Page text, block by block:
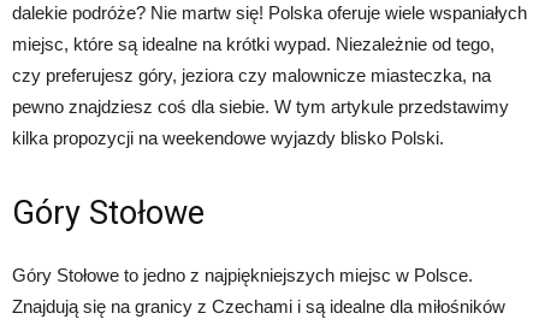
dalekie podróże? Nie martw się! Polska oferuje wiele wspaniałych
miejsc, które są idealne na krótki wypad. Niezależnie od tego,
czy preferujesz góry, jeziora czy malownicze miasteczka, na
pewno znajdziesz coś dla siebie. W tym artykule przedstawimy
kilka propozycji na weekendowe wyjazdy blisko Polski.
Góry Stołowe
Góry Stołowe to jedno z najpiękniejszych miejsc w Polsce.
Znajdują się na granicy z Czechami i są idealne dla miłośników